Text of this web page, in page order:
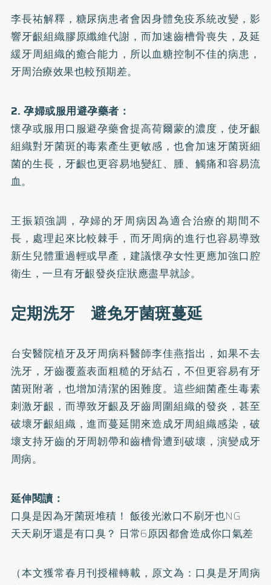
李長祐解釋，糖尿病患者會因身體免疫系統改變，影
響牙齦組織膠原纖維代謝，而加速齒槽骨喪失，及延
緩牙周組織的癒合能力，所以血糖控制不佳的病患，
牙周治療效果也較預期差。
2. 孕婦或服用避孕藥者：
懷孕或服用口服避孕藥會提高荷爾蒙的濃度，使牙齦
組織對牙菌斑的毒素產生更敏感，也會加速牙菌斑細
菌的生長，牙齦也更容易地變紅、腫、觸痛和容易流
血。
王振穎強調，孕婦的牙周病因為適合治療的期間不
長，處理起來比較棘手，而牙周病的進行也容易導致
新生兒體重過輕或早產，建議懷孕女性更應加強口腔
衛生，一旦有牙齦發炎症狀應盡早就診。
定期洗牙 避免牙菌斑蔓延
台安醫院植牙及牙周病科醫師李佳燕指出，如果不去
洗牙，牙齒覆蓋表面粗糙的牙結石，不但更容易有牙
菌斑附著，也增加清潔的困難度。這些細菌產生毒素
刺激牙齦，而導致牙齦及牙齒周圍組織的發炎，甚至
破壞牙齦組織，進而蔓延開來造成牙周組織感染，破
壞支持牙齒的牙周韌帶和齒槽骨遭到破壞，演變成牙
周病。
延伸閱讀：
口臭是因為牙菌斑堆積！ 飯後光漱口不刷牙也NG
天天刷牙還是有口臭？ 日常6原因都會造成你口氣差
（本文獲常春月刊授權轉載，原文為： 口臭是牙周病